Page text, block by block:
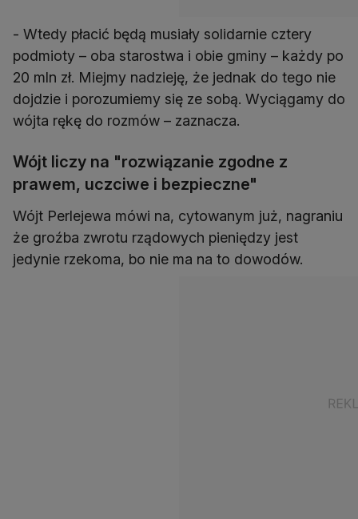
- Wtedy płacić będą musiały solidarnie cztery
podmioty – oba starostwa i obie gminy – każdy po
20 mln zł. Miejmy nadzieję, że jednak do tego nie
dojdzie i porozumiemy się ze sobą. Wyciągamy do
wójta rękę do rozmów – zaznacza.
Wójt liczy na "rozwiązanie zgodne z
prawem, uczciwe i bezpieczne"
Wójt Perlejewa mówi na, cytowanym już, nagraniu
że groźba zwrotu rządowych pieniędzy jest
jedynie rzekoma, bo nie ma na to dowodów.